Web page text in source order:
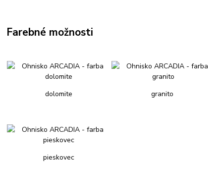
Farebné možnosti
dolomite granito
pieskovec